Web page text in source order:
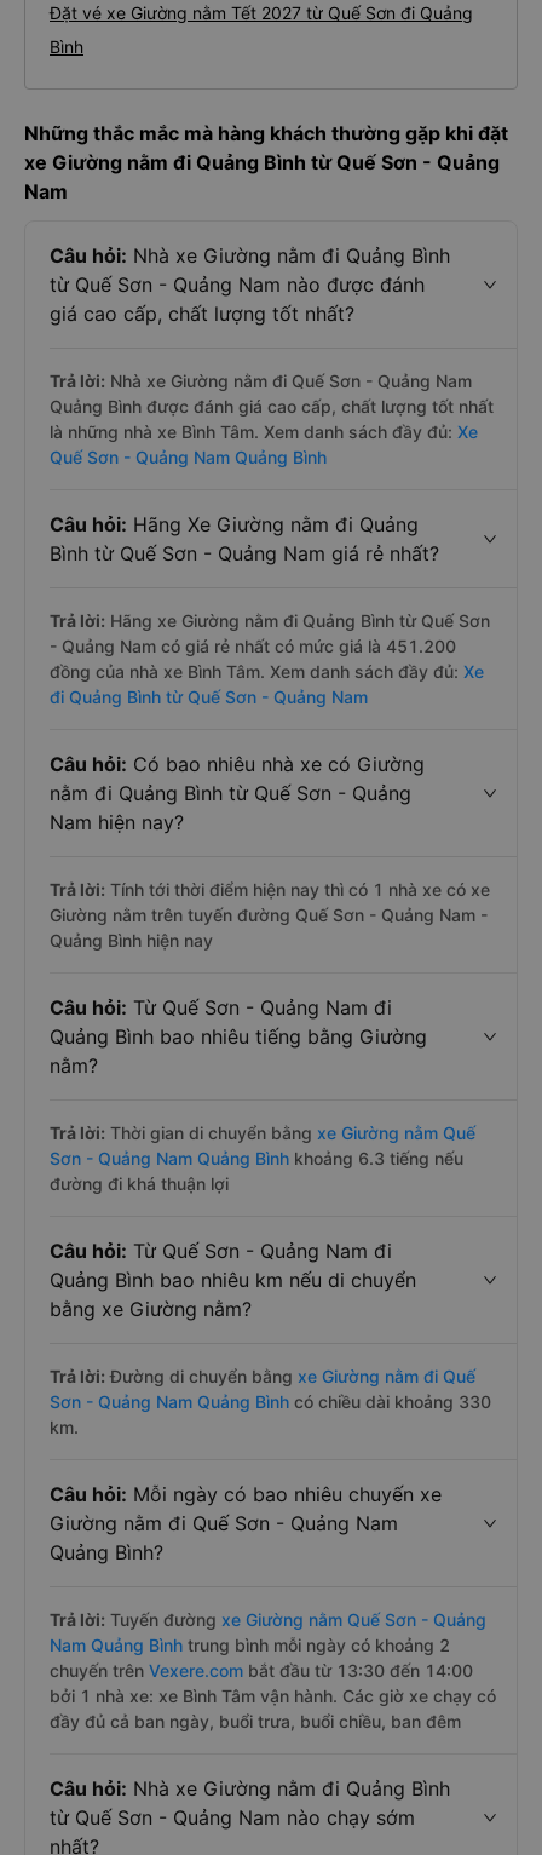
Đặt vé xe Giường nằm Tết 2027 từ Quế Sơn đi Quảng
Bình
Những thắc mắc mà hàng khách thường gặp khi đặt
xe Giường nằm đi Quảng Bình từ Quế Sơn - Quảng
Nam
Câu hỏi: Nhà xe Giường nằm đi Quảng Bình
từ Quế Sơn - Quảng Nam nào được đánh
giá cao cấp, chất lượng tốt nhất?
Trả lời: Nhà xe Giường nằm đi Quế Sơn - Quảng Nam
Quảng Bình được đánh giá cao cấp, chất lượng tốt nhất
là những nhà xe Bình Tâm. Xem danh sách đầy đủ: Xe
Quế Sơn - Quảng Nam Quảng Bình
Câu hỏi: Hãng Xe Giường nằm đi Quảng
Bình từ Quế Sơn - Quảng Nam giá rẻ nhất?
Trả lời: Hãng xe Giường nằm đi Quảng Bình từ Quế Sơn
- Quảng Nam có giá rẻ nhất có mức giá là 451.200
đồng của nhà xe Bình Tâm. Xem danh sách đầy đủ: Xe
đi Quảng Bình từ Quế Sơn - Quảng Nam
Câu hỏi: Có bao nhiêu nhà xe có Giường
nằm đi Quảng Bình từ Quế Sơn - Quảng
Nam hiện nay?
Trả lời: Tính tới thời điểm hiện nay thì có 1 nhà xe có xe
Giường nằm trên tuyến đường Quế Sơn - Quảng Nam -
Quảng Bình hiện nay
Câu hỏi: Từ Quế Sơn - Quảng Nam đi
Quảng Bình bao nhiêu tiếng bằng Giường
nằm?
Trả lời: Thời gian di chuyển bằng xe Giường nằm Quế
Sơn - Quảng Nam Quảng Bình khoảng 6.3 tiếng nếu
đường đi khá thuận lợi
Câu hỏi: Từ Quế Sơn - Quảng Nam đi
Quảng Bình bao nhiêu km nếu di chuyển
bằng xe Giường nằm?
Trả lời: Đường di chuyển bằng xe Giường nằm đi Quế
Sơn - Quảng Nam Quảng Bình có chiều dài khoảng 330
km.
Câu hỏi: Mỗi ngày có bao nhiêu chuyến xe
Giường nằm đi Quế Sơn - Quảng Nam
Quảng Bình?
Trả lời: Tuyến đường xe Giường nằm Quế Sơn - Quảng
Nam Quảng Bình trung bình mỗi ngày có khoảng 2
chuyến trên Vexere.com bắt đầu từ 13:30 đến 14:00
bởi 1 nhà xe: xe Bình Tâm vận hành. Các giờ xe chạy có
đầy đủ cả ban ngày, buổi trưa, buổi chiều, ban đêm
Câu hỏi: Nhà xe Giường nằm đi Quảng Bình
từ Quế Sơn - Quảng Nam nào chạy sớm
nhất?